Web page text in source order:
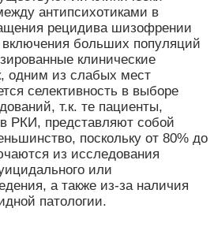
антипсихотиками в
рецидива шизофрении
включения больших популяций
клинические
одним из слабых мест
селективность в выборе
т.к. те пациенты,
РКИ, представляют собой
поскольку от 80% до
из исследования
или
а также из-за наличия
патологии.